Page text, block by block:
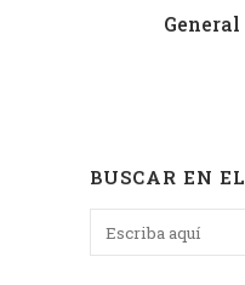
General
BUSCAR EN